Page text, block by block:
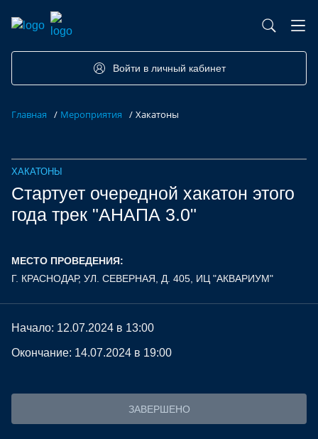
Войти в личный кабинет
Главная / Мероприятия / Хакатоны
ХАКАТОНЫ
Стартует очередной хакатон этого
года трек "АНАПА 3.0"
МЕСТО ПРОВЕДЕНИЯ:
Г. КРАСНОДАР, УЛ. СЕВЕРНАЯ, Д. 405, ИЦ "АКВАРИУМ"
Начало: 12.07.2024 в 13:00
Окончание: 14.07.2024 в 19:00
ЗАВЕРШЕНО